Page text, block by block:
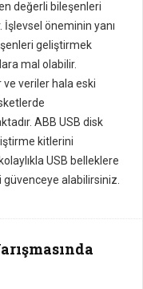
değerli bileşenleri
İşlevsel öneminin yanı
geliştirmek
mal olabilir.
ve veriler hala eski
ABB USB disk
kitlerini
USB belleklere
alabilirsiniz.